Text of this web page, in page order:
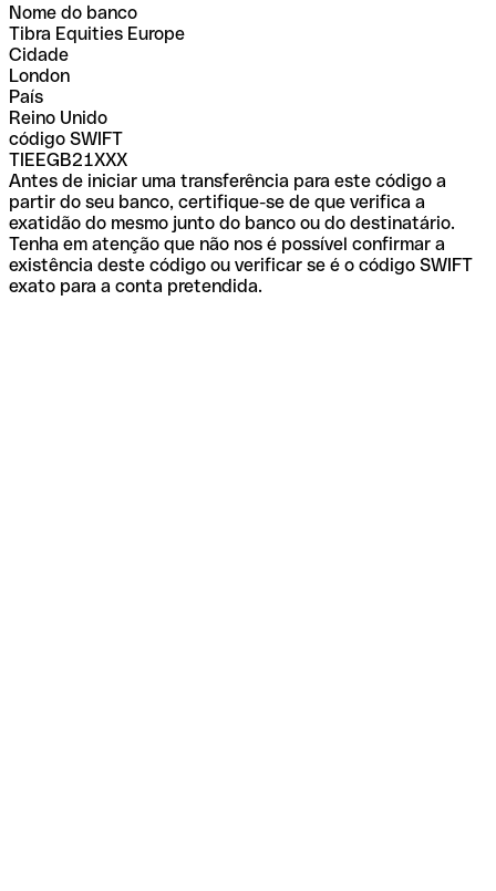
Nome do banco
Tibra Equities Europe
Cidade
London
País
Reino Unido
código SWIFT
TIEEGB21XXX
Antes de iniciar uma transferência para este código a
partir do seu banco, certifique-se de que verifica a
exatidão do mesmo junto do banco ou do destinatário.
Tenha em atenção que não nos é possível confirmar a
existência deste código ou verificar se é o código SWIFT
exato para a conta pretendida.